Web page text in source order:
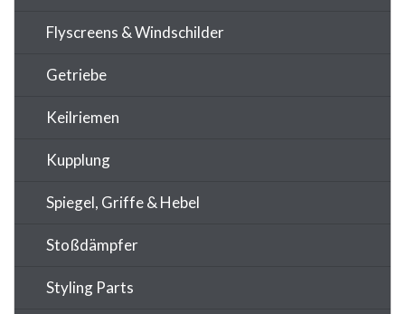
Flyscreens & Windschilder
Getriebe
Keilriemen
Kupplung
Spiegel, Griffe & Hebel
Stoßdämpfer
Styling Parts